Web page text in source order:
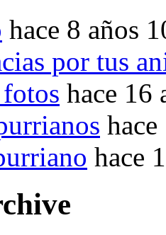
hace 8 años
por tus
hace 16
hace